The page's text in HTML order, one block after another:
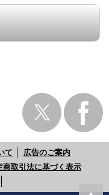
て
広告のご案内
商取引法に基づく表示